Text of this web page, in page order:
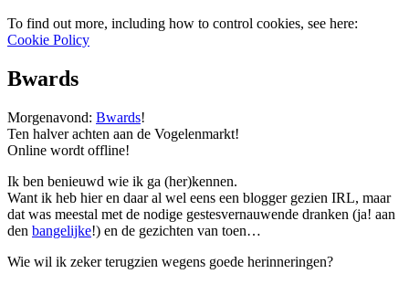
To find out more, including how to control cookies, see here:
Cookie Policy
Bwards
Standard
Morgenavond: Bwards!
Ten halver achten aan de Vogelenmarkt!
Online wordt offline!
Ik ben benieuwd wie ik ga (her)kennen.
Want ik heb hier en daar al wel eens een blogger gezien IRL, maar
dat was meestal met de nodige gestesvernauwende dranken (ja! aan
den bangelijke!) en de gezichten van toen…
Wie wil ik zeker terugzien wegens goede herinneringen?